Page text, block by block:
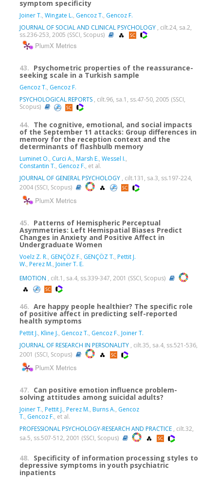
symptom specificity
Joiner T., Wingate L., Gencoz T., Gencoz F.
JOURNAL OF SOCIAL AND CLINICAL PSYCHOLOGY , cilt.24, sa.2,
ss.236-253, 2005 (SSCI, Scopus)
PlumX Metrics
43. Psychometric properties of the reassurance-
seeking scale in a Turkish sample
Gencoz T., Gencoz F.
PSYCHOLOGICAL REPORTS , cilt.96, sa.1, ss.47-50, 2005 (SSCI,
Scopus)
44. The cognitive, emotional, and social impacts
of the September 11 attacks: Group differences in
memory for the reception context and the
determinants of flashbulb memory
Luminet O., Curci A., Marsh E., Wessel I.,
Constantin T., Gencoz F., et al.
JOURNAL OF GENERAL PSYCHOLOGY , cilt.131, sa.3, ss.197-224,
2004 (SSCI, Scopus)
PlumX Metrics
45. Patterns of Hemispheric Perceptual
Asymmetries: Left Hemispatial Biases Predict
Changes in Anxiety and Positive Affect in
Undergraduate Women
Voelz Z. R., GENÇÖZ F., GENÇÖZ T., Pettit J.
W., Perez M., Joiner T. E.
EMOTION , cilt.1, sa.4, ss.339-347, 2001 (SSCI, Scopus)
46. Are happy people healthier? The specific role
of positive affect in predicting self-reported
health symptoms
Pettit J., Kline J., Gencoz T., Gencoz F., Joiner T.
JOURNAL OF RESEARCH IN PERSONALITY , cilt.35, sa.4, ss.521-536,
2001 (SSCI, Scopus)
PlumX Metrics
47. Can positive emotion influence problem-
solving attitudes among suicidal adults?
Joiner T., Pettit J., Perez M., Burns A., Gencoz
T., Gencoz F., et al.
PROFESSIONAL PSYCHOLOGY-RESEARCH AND PRACTICE , cilt.32,
sa.5, ss.507-512, 2001 (SSCI, Scopus)
48. Specificity of information processing styles to
depressive symptoms in youth psychiatric
inpatients